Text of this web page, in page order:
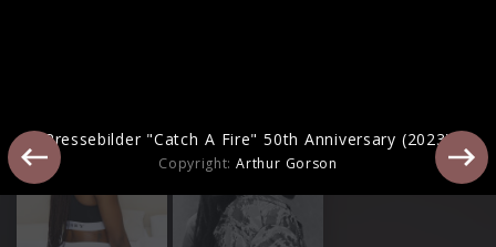
Pressebilder "Catch A Fire" 50th Anniversary (2023)
Copyright:Arthur Gorson